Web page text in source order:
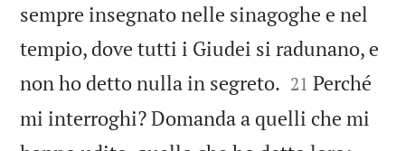
sempre insegnato nelle sinagoghe e nel
tempio, dove tutti i Giudei si radunano, e
non ho detto nulla in segreto. 

21 Perché
mi interroghi? Domanda a quelli che mi